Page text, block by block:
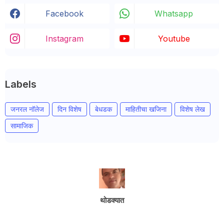
Facebook Whatsapp
Instagram Youtube
Labels
जनरल नॉलेज दिन विशेष बेधडक माहितीचा खजिना
विशेष लेख
सामाजिक
थोडक्यात